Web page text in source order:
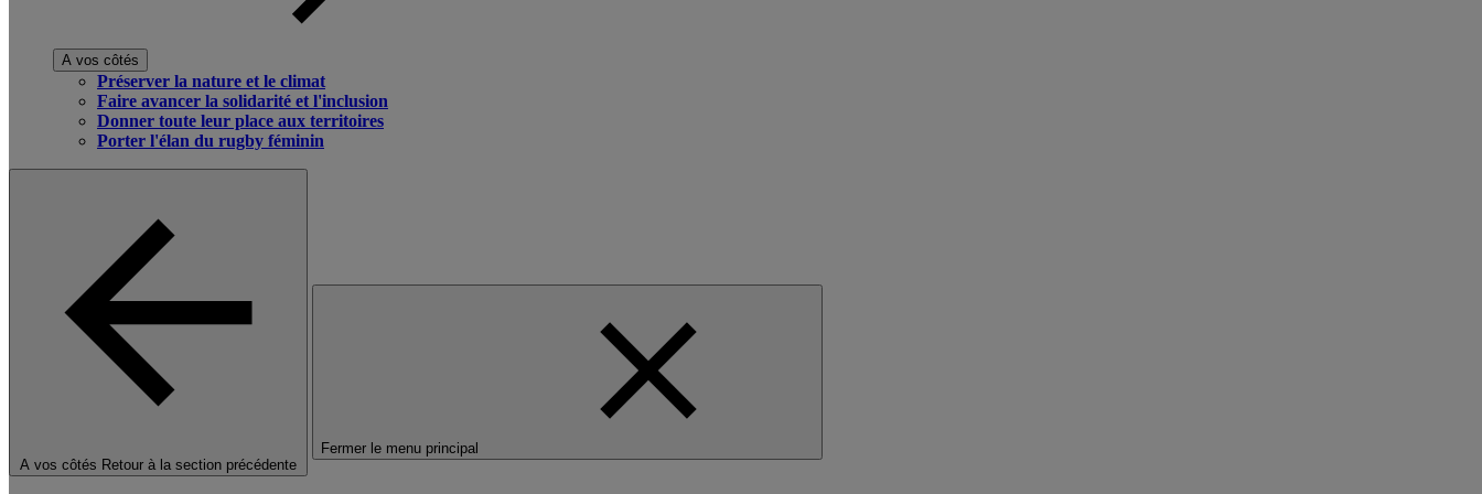
A vos côtés
Préserver la nature et le climat
Faire avancer la solidarité et l'inclusion
Donner toute leur place aux territoires
Porter l'élan du rugby féminin
A vos côtés Retour à la section précédente
Fermer le menu principal